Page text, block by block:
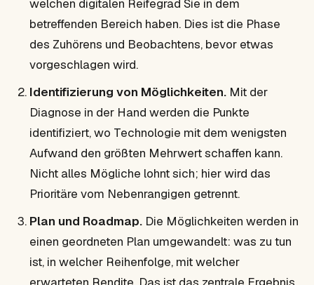
welchen digitalen Reifegrad Sie in dem
betreffenden Bereich haben. Dies ist die Phase
des Zuhörens und Beobachtens, bevor etwas
vorgeschlagen wird.
Identifizierung von Möglichkeiten. Mit der
Diagnose in der Hand werden die Punkte
identifiziert, wo Technologie mit dem wenigsten
Aufwand den größten Mehrwert schaffen kann.
Nicht alles Mögliche lohnt sich; hier wird das
Prioritäre vom Nebenrangigen getrennt.
Plan und Roadmap. Die Möglichkeiten werden in
einen geordneten Plan umgewandelt: was zu tun
ist, in welcher Reihenfolge, mit welcher